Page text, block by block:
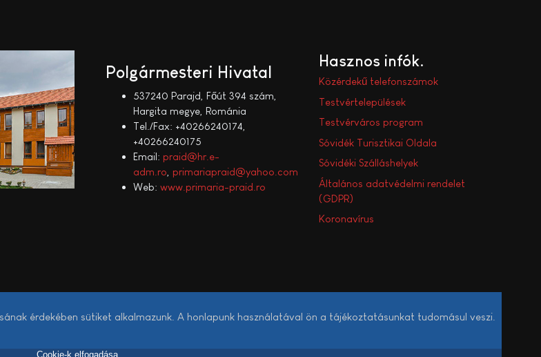
Polgármesteri Hivatal
537240 Parajd, Főút 394 szám,
Hargita megye, Románia
Tel./Fax: +40266240174,
+40266240175
Email: praid@hr.e-
adm.ro primariapraid@yahoo.com
Web: www.primaria-praid.ro
Hasznos infók
Közérdekű telefonszámok
Testvértelepülések
Testvérváros program
Sóvidék Turisztikai Oldala
Sóvidéki Szálláshelyek
Általános adatvédelmi rendelet
(GDPR)
Koronavírus
érdekében sütiket alkalmazunk. A honlapunk használatával ön a tájékoztatásunkat tudomásul veszi.
Cookie-k elfogadása